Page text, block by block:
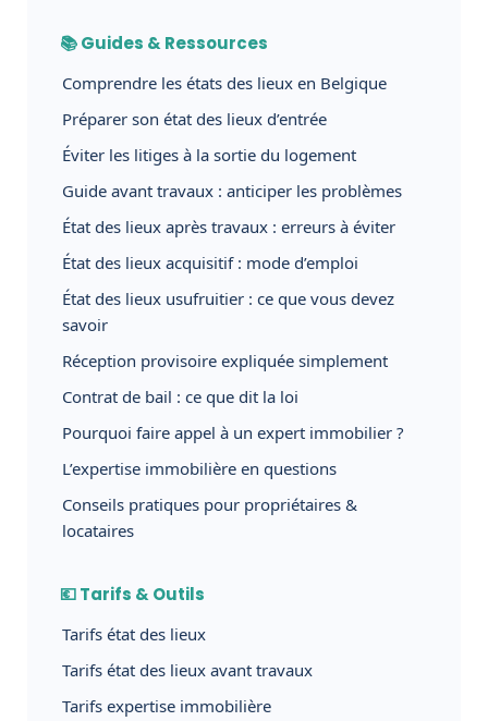
📚 Guides & Ressources
Comprendre les états des lieux en Belgique
Préparer son état des lieux d’entrée
Éviter les litiges à la sortie du logement
Guide avant travaux : anticiper les problèmes
État des lieux après travaux : erreurs à éviter
État des lieux acquisitif : mode d’emploi
État des lieux usufruitier : ce que vous devez
savoir
Réception provisoire expliquée simplement
Contrat de bail : ce que dit la loi
Pourquoi faire appel à un expert immobilier ?
L’expertise immobilière en questions
Conseils pratiques pour propriétaires &
locataires
💶 Tarifs & Outils
Tarifs état des lieux
Tarifs état des lieux avant travaux
Tarifs expertise immobilière